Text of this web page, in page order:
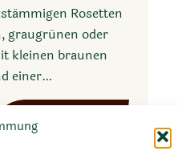
Rosetten
graugrünen oder
kleinen braunen
einer…